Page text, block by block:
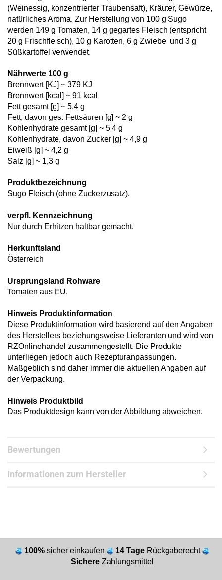
(Weinessig, konzentrierter Traubensaft), Kräuter, Gewürze,
natürliches Aroma. Zur Herstellung von 100 g Sugo
werden 149 g Tomaten, 14 g gegartes Fleisch (entspricht
20 g Frischfleisch), 10 g Karotten, 6 g Zwiebel und 3 g
Süßkartoffel verwendet.
Nährwerte 100 g
Brennwert [KJ] ~ 379 KJ
Brennwert [kcal] ~ 91 kcal
Fett gesamt [g] ~ 5,4 g
Fett, davon ges. Fettsäuren [g] ~ 2 g
Kohlenhydrate gesamt [g] ~ 5,4 g
Kohlenhydrate, davon Zucker [g] ~ 4,9 g
Eiweiß [g] ~ 4,2 g
Salz [g] ~ 1,3 g
Produktbezeichnung
Sugo Fleisch (ohne Zuckerzusatz).
verpfl. Kennzeichnung
Nur durch Erhitzen haltbar gemacht.
Herkunftsland
Österreich
Ursprungsland Rohware
Tomaten aus EU.
Hinweis Produktinformation
Diese Produktinformation wird basierend auf den Angaben
des Herstellers beziehungsweise Lieferanten und wird von
RZOnlinehandel zusammengestellt. Die Produkte
unterliegen jedoch auch Rezepturanpassungen.
Maßgeblich sind daher immer die aktuellen Angaben auf
der Verpackung.
Hinweis Produktbild
Das Produktdesign kann von der Abbildung abweichen.
Bewertungen
Informationen zum Hersteller
100% sicher einkaufen 14 Tage Rückgaberecht
Sichere Zahlungsmittel